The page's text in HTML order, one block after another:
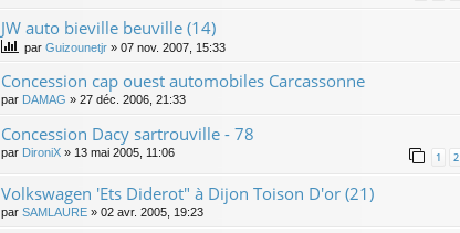
JW auto bieville beuville (14)
par Guizounetjr » 07 nov. 2007, 15:33
Concession cap ouest automobiles Carcassonne
par DAMAG » 27 déc. 2006, 21:33
Concession Dacy sartrouville - 78
par DironiX » 13 mai 2005, 11:06 1 2
Volkswagen 'Ets Diderot" à Dijon Toison D'or (21)
par SAMLAURE » 02 avr. 2005, 19:23